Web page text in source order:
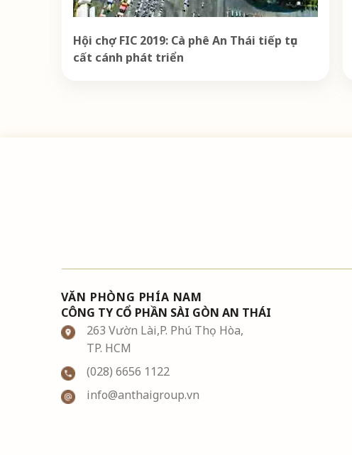
Hội chợ FIC 2019: Cà phê An Thái tiếp tục
cất cánh phát triển
VĂN PHÒNG PHÍA NAM
CÔNG TY CỔ PHẦN SÀI GÒN AN THÁI
263 Vườn Lài,P. Phú Thọ Hòa,
TP. HCM
(028) 6656 1122
info@anthaigroup.vn